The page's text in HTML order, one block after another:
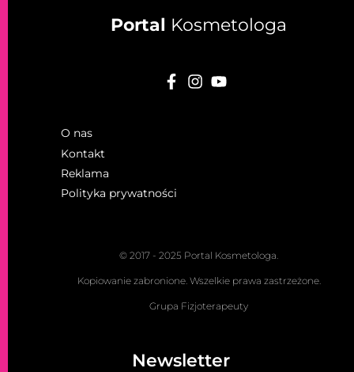
Portal Kosmetologa
O nas
Kontakt
Reklama
Polityka prywatności
© 2017 - 2025 Portal Kosmetologa.
Kopiowanie zabronione. Wszelkie prawa zastrzeżone.
Grupa Fizjoterapeuty
Newsletter